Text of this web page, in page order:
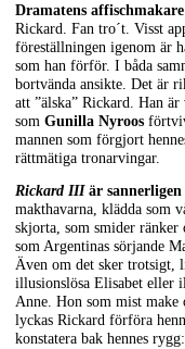
Dramatens
Rickard. Fan tro´t. Visst
föreställningen igenom är
som han förför. I båda
bortvända ansikte. Det är
att ”älska” Rickard. Han
som Gunilla Nyroos
mannen som förgjort
rättmätiga tronarvingar.
Rickard IIIär sannerligen
makthavarna, klädda som
skjorta, som smider ränker
som Argentinas sörjande
Även om det sker trotsigt,
illusionslösa Elisabet eller
Anne. Hon som mist make
lyckas Rickard förföra
konstatera bak hennes